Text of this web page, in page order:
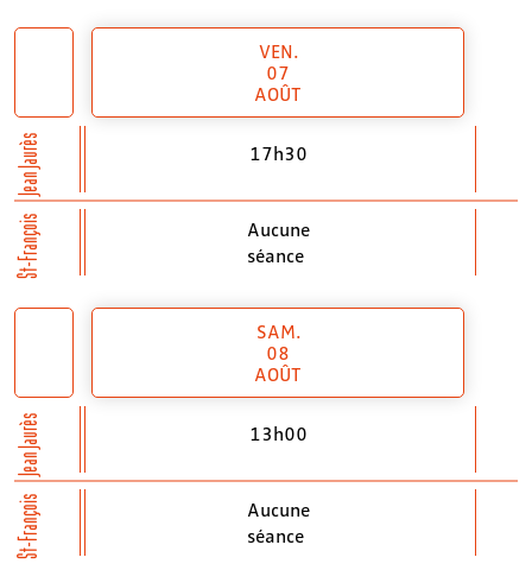
Jean Jaurès
St-François
VEN.
07
AOÛT
17h30
Aucune
séance
Jean Jaurès
St-François
SAM.
08
AOÛT
13h00
Aucune
séance